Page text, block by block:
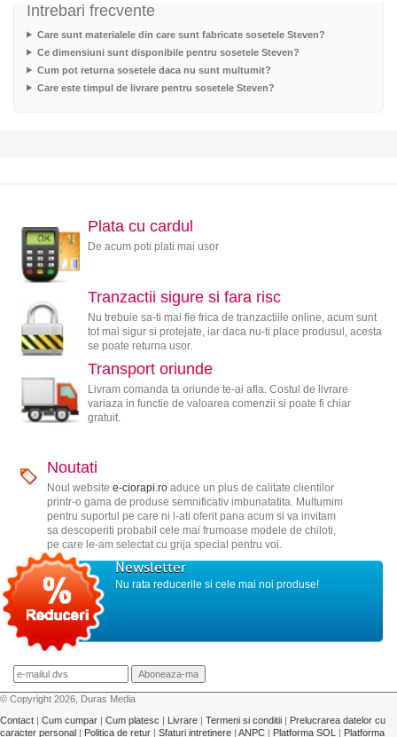
Intrebari frecvente
Care sunt materialele din care sunt fabricate sosetele Steven?
Ce dimensiuni sunt disponibile pentru sosetele Steven?
Cum pot returna sosetele daca nu sunt multumit?
Care este timpul de livrare pentru sosetele Steven?
Plata cu cardul
De acum poti plati mai usor
Tranzactii sigure si fara risc
Nu trebuie sa-ti mai fie frica de tranzactiile online, acum sunt
tot mai sigur si protejate, iar daca nu-ti place produsul, acesta
se poate returna usor.
Transport oriunde
Livram comanda ta oriunde te-ai afla. Costul de livrare
variaza in functie de valoarea comenzii si poate fi chiar
gratuit.
Noutati
Noul website e-ciorapi.roaduce un plus de calitate clientilor
printr-o gama de produse semnificativ imbunatatita. Multumim
pentru suportul pe care ni l-ati oferit pana acum si va invitam
sa descoperiti probabil cele mai frumoase modele de chiloti,
pe care le-am selectat cu grija special pentru voi.
Newsletter
Nu rata reducerile si cele mai noi produse!
© Copyright 2026, Duras Media
Contact
Cum cumpar Cum platesc Livrare Termeni si conditii
Prelucrarea datelor cu
caracter personal
Politica de retur Sfaturi intretinere ANPC Platforma SOL Platforma